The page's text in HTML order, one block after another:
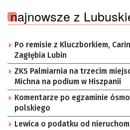
najnowsze z
Po remisie z Kluczborkiem,
Zagłębia Lubin
ZKS Palmiarnia na trzecim
Michna na podium w Hiszpanii
Komentarze po egzaminie
polskiego
Lewica o podatku od